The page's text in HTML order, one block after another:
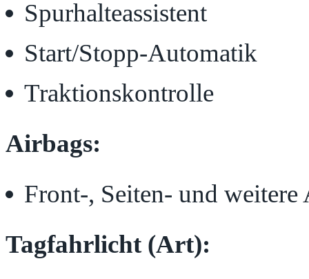
Spurhalteassistent
Start/Stopp-Automatik
Traktionskontrolle
Airbags:
Front-, Seiten- und weitere
Tagfahrlicht (Art):